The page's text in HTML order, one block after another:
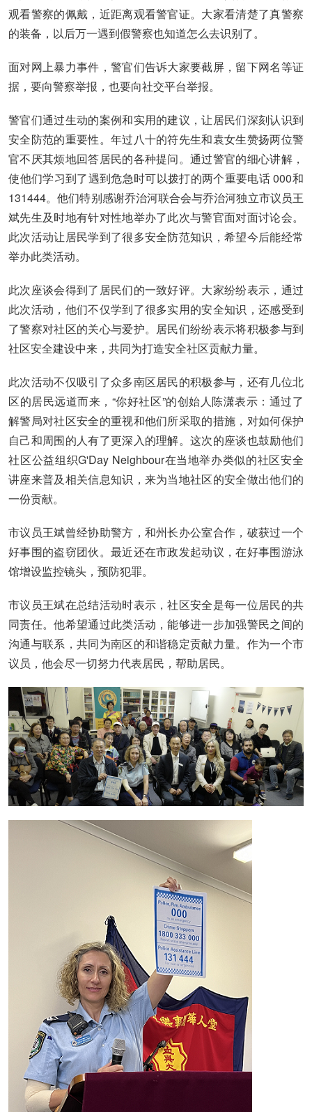
观看警察的佩戴，近距离观看警官证。大家看清楚了真警察
的装备，以后万一遇到假警察也知道怎么去识别了。
面对网上暴力事件，警官们告诉大家要截屏，留下网名等证
据，要向警察举报，也要向社交平台举报。
警官们通过生动的案例和实用的建议，让居民们深刻认识到
安全防范的重要性。年过八十的符先生和袁女生赞扬两位警
官不厌其烦地回答居民的各种提问。通过警官的细心讲解，
使他们学习到了遇到危急时可以拨打的两个重要电话 000和
131444。他们特别感谢乔治河联合会与乔治河独立市议员王
斌先生及时地有针对性地举办了此次与警官面对面讨论会。
此次活动让居民学到了很多安全防范知识，希望今后能经常
举办此类活动。
此次座谈会得到了居民们的一致好评。大家纷纷表示，通过
此次活动，他们不仅学到了很多实用的安全知识，还感受到
了警察对社区的关心与爱护。居民们纷纷表示将积极参与到
社区安全建设中来，共同为打造安全社区贡献力量。
此次活动不仅吸引了众多南区居民的积极参与，还有几位北
区的居民远道而来，“你好社区”的创始人陈潇表示：通过了
解警局对社区安全的重视和他们所采取的措施，对如何保护
自己和周围的人有了更深入的理解。这次的座谈也鼓励他们
社区公益组织G'Day Neighbour在当地举办类似的社区安全
讲座来普及相关信息知识，来为当地社区的安全做出他们的
一份贡献。
市议员王斌曾经协助警方，和州长办公室合作，破获过一个
好事围的盗窃团伙。最近还在市政发起动议，在好事围游泳
馆增设监控镜头，预防犯罪。
市议员王斌在总结活动时表示，社区安全是每一位居民的共
同责任。他希望通过此类活动，能够进一步加强警民之间的
沟通与联系，共同为南区的和谐稳定贡献力量。作为一个市
议员，他会尽一切努力代表居民，帮助居民。